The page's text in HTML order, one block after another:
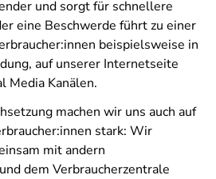
und sorgt für schnellere
eine Beschwerde führt zu einer
beispielsweise in
auf unserer Internetseite
Media Kanälen.
machen wir uns auch auf
stark: Wir
mit andern
dem Verbraucherzentrale